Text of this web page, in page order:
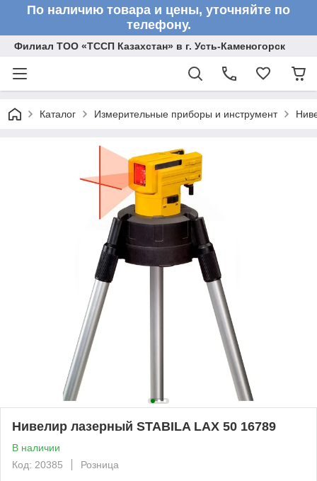
По наличию товара и цены, уточняйте по
телефону.
Филиал ТОО «ТССП Казахстан» в г. Усть-Каменогорск
Каталог Измерительные приборы и инструмент
Нивелир лазерный STABILA LAX 50 16789
В наличии
Код: 20385
Розница